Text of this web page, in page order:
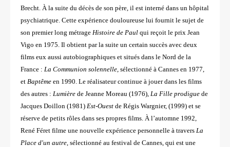
Brecht. À la suite du décès de son père, il est interné dans un hôpital
psychiatrique. Cette expérience douloureuse lui fournit le sujet de
son premier long métrage Histoire de Paul qui reçoit le prix Jean
Vigo en 1975. Il obtient par la suite un certain succès avec deux
films eux aussi autobiographiques et situés dans le Nord de la
France : La Communion solennelle , sélectionné à Cannes en 1977,
et Baptême en 1990. Le réalisateur continue à jouer dans les films
des autres : Lumière de Jeanne Moreau (1976), La Fille prodigue de
Jacques Doillon (1981) Est-Ouest de Régis Wargnier, (1999) et se
réserve de petits rôles dans ses propres films. À l’automne 1992,
René Féret filme une nouvelle expérience personnelle à travers La
Place d'un autre , sélectionné au festival de Cannes, qui est une